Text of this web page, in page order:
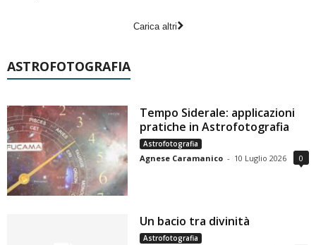
Carica altri
ASTROFOTOGRAFIA
Tempo Siderale: applicazioni
pratiche in Astrofotografia
Astrofotografia
Agnese Caramanico - 10 Luglio 2026 0
Un bacio tra divinità
Astrofotografia